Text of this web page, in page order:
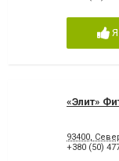
«Элит»
93400,
+380 (50)